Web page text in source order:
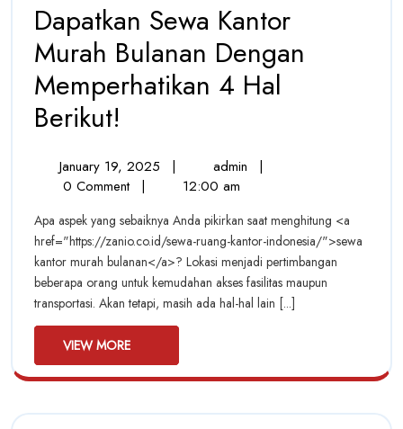
Dapatkan Sewa Kantor
Murah Bulanan Dengan
Memperhatikan 4 Hal
Berikut!
Kantor
Murah
Bulanan
Dengan
Memperhatikan
4
Hal
Berikut!
January 19, 2025
January
| admin
Dapatkan
Murah
Bulanan
Dengan
Memperhatikan
4
|
0 Comment | 12:00 am
Apa aspek yang sebaiknya Anda pikirkan saat menghitung <a
href="https://zanio.co.id/sewa-ruang-kantor-indonesia/">sewa
kantor murah bulanan</a>? Lokasi menjadi pertimbangan
beberapa orang untuk kemudahan akses fasilitas maupun
transportasi. Akan tetapi, masih ada hal-hal lain [...]
VIEW MORE
MORE